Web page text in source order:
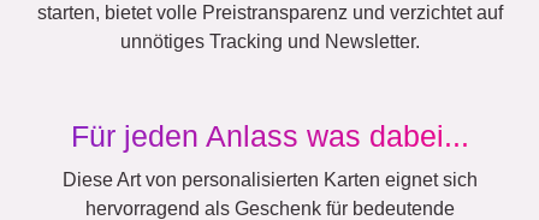
starten, bietet volle Preistransparenz und verzichtet auf
unnötiges Tracking und Newsletter.
Für jeden Anlass was dabei...
Diese Art von personalisierten Karten eignet sich
hervorragend als Geschenk für bedeutende